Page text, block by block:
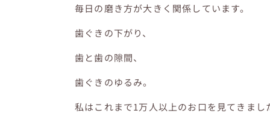
毎日の磨き方が大きく関係しています。
歯ぐきの下がり、
歯と歯の隙間、
歯ぐきのゆるみ。
私はこれまで1万人以上のお口を見てきまし